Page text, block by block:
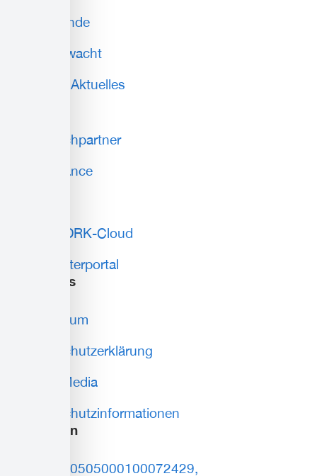
Blutspende
Wasserwacht
News & Aktuelles
Ansprechpartner
Compliance
Lokale DRK-Cloud
Mitarbeiterportal
weiteres
Impressum
Datenschutzerklärung
Social Media
Datenschutzinformationen
Spenden
DE93150505000100072429,